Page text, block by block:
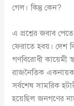
গেল। কিন্তু কেন?
এ প্রশ্নের জবাব
ফেরাতে হবয়। দেশ
গণবিরোধী কায়েমী
রাজনৈতিক
সর্বশেষ সামরিক
হয়েছিল জনগণের